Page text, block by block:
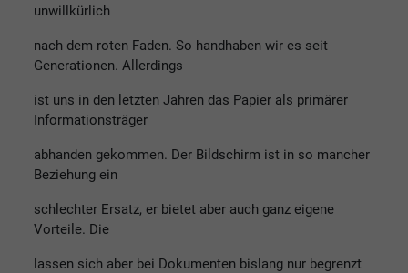
unwillkürlich
nach dem roten Faden. So handhaben wir es seit
Generationen. Allerdings
ist uns in den letzten Jahren das Papier als primärer
Informationsträger
abhanden gekommen. Der Bildschirm ist in so mancher
Beziehung ein
schlechter Ersatz, er bietet aber auch ganz eigene
Vorteile. Die
lassen sich aber bei Dokumenten bislang nur begrenzt